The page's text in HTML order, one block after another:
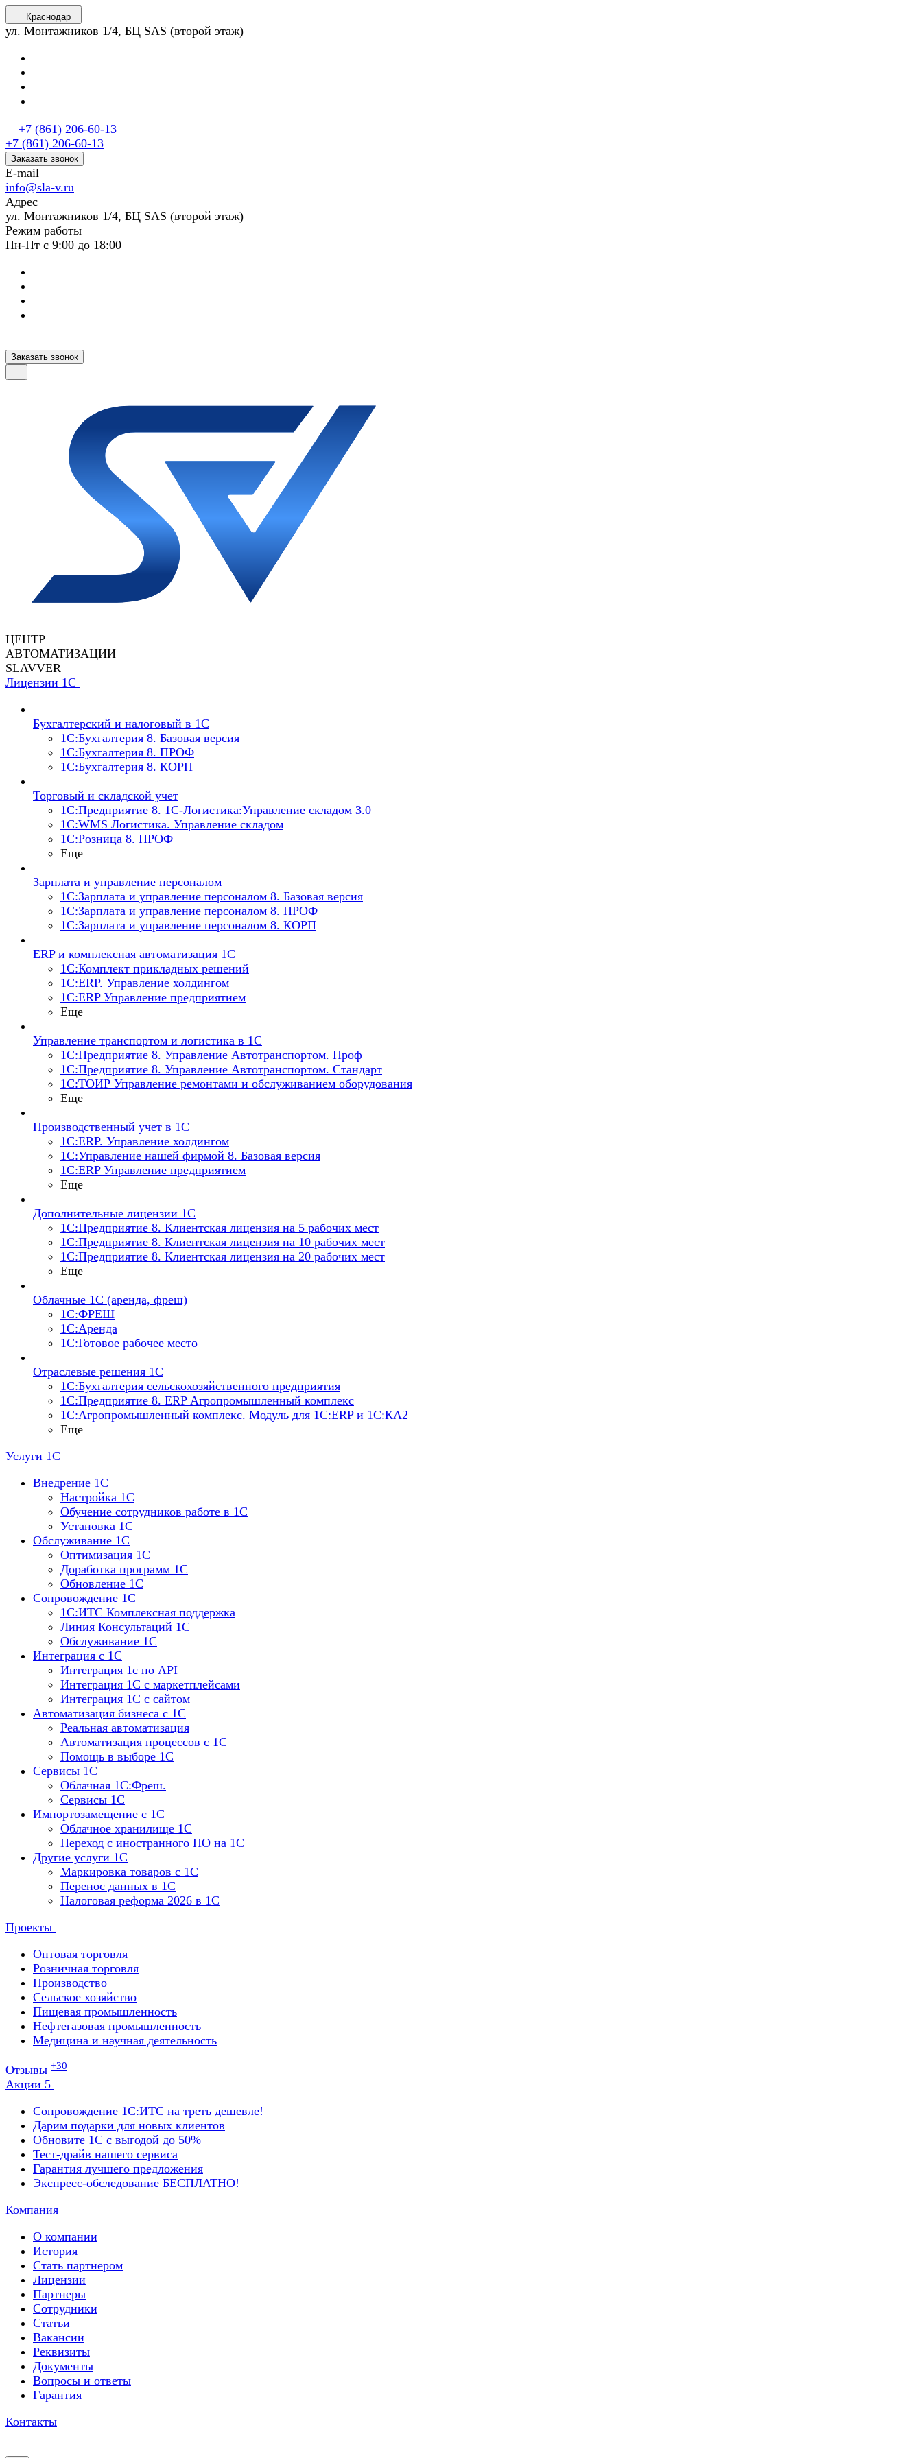
Краснодар
ул. Монтажников 1/4, БЦ SAS (второй этаж)
+7 (861) 206-60-13
+7 (861) 206-60-13
Заказать звонок
E-mail
info@sla-v.ru
Адрес
ул. Монтажников 1/4, БЦ SAS (второй этаж)
Режим работы
Пн-Пт с 9:00 до 18:00
Заказать звонок
ЦЕНТР
АВТОМАТИЗАЦИИ
SLAVVER
Лицензии 1С
Бухгалтерский и налоговый в 1С
1C:Бухгалтерия 8. Базовая версия
1C:Бухгалтерия 8. ПРОФ
1C:Бухгалтерия 8. КОРП
Торговый и складской учет
1С:Предприятие 8. 1С-Логистика:Управление складом 3.0
1С:WMS Логистика. Управление складом
1С:Розница 8. ПРОФ
Еще
Зарплата и управление персоналом
1С:Зарплата и управление персоналом 8. Базовая версия
1С:Зарплата и управление персоналом 8. ПРОФ
1С:Зарплата и управление персоналом 8. КОРП
ERP и комплексная автоматизация 1С
1С:Комплект прикладных решений
1С:ERP. Управление холдингом
1С:ERP Управление предприятием
Еще
Управление транспортом и логистика в 1С
1С:Предприятие 8. Управление Автотранспортом. Проф
1С:Предприятие 8. Управление Автотранспортом. Стандарт
1С:ТОИР Управление ремонтами и обслуживанием оборудования
Еще
Производственный учет в 1С
1С:ERP. Управление холдингом
1С:Управление нашей фирмой 8. Базовая версия
1С:ERP Управление предприятием
Еще
Дополнительные лицензии 1С
1С:Предприятие 8. Клиентская лицензия на 5 рабочих мест
1С:Предприятие 8. Клиентская лицензия на 10 рабочих мест
1С:Предприятие 8. Клиентская лицензия на 20 рабочих мест
Еще
Облачные 1С (аренда, фреш)
1С:ФРЕШ
1С:Аренда
1С:Готовое рабочее место
Отраслевые решения 1С
1С:Бухгалтерия сельскохозяйственного предприятия
1С:Предприятие 8. ERP Агропромышленный комплекс
1С:Агропромышленный комплекс. Модуль для 1С:ERP и 1С:КА2
Еще
Услуги 1С
Внедрение 1С
Настройка 1C
Обучение сотрудников работе в 1С
Установка 1C
Обслуживание 1С
Оптимизация 1С
Доработка программ 1С
Обновление 1С
Сопровождение 1С
1C:ИТС Комплексная поддержка
Линия Консультаций 1С
Обслуживание 1С
Интеграция с 1С
Интеграция 1с по API
Интеграция 1С с маркетплейсами
Интеграция 1С с сайтом
Автоматизация бизнеса с 1С
Реальная автоматизация
Автоматизация процессов с 1С
Помощь в выборе 1С
Сервисы 1С
Облачная 1С:Фреш.
Сервисы 1С
Импортозамещение с 1С
Облачное хранилище 1С
Переход с иностранного ПО на 1С
Другие услуги 1С
Маркировка товаров с 1С
Перенос данных в 1С
Налоговая реформа 2026 в 1С
Проекты
Оптовая торговля
Розничная торговля
Производство
Сельское хозяйство
Пищевая промышленность
Нефтегазовая промышленность
Медицина и научная деятельность
Отзывы +30
Акции 5
Сопровождение 1С:ИТС на треть дешевле!
Дарим подарки для новых клиентов
Обновите 1С с выгодой до 50%
Тест-драйв нашего сервиса
Гарантия лучшего предложения
Экспресс-обследование БЕСПЛАТНО!
Компания
О компании
История
Стать партнером
Лицензии
Партнеры
Сотрудники
Статьи
Вакансии
Реквизиты
Документы
Вопросы и ответы
Гарантия
Контакты